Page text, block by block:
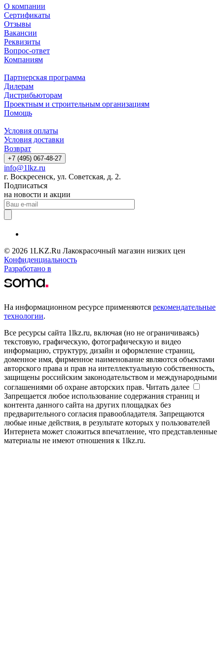
О компании
Сертификаты
Отзывы
Вакансии
Реквизиты
Вопрос-ответ
Компаниям
Партнерская программа
Дилерам
Дистрибьюторам
Проектным и строительным организациям
Помощь
Условия оплаты
Условия доставки
Возврат
+7 (495) 067-48-27
info@1lkz.ru
г. Воскресенск, ул. Советская, д. 2.
Подписаться
на новости и акции
© 2026 1LKZ.Ru Лакокрасочный магазин низких цен
Конфиденциальность
Разработано в
На информационном ресурсе применяются рекомендательные
технологии.
Все ресурсы сайта 1lkz.ru, включая (но не ограничиваясь)
текстовую, графическую, фотографическую и видео
информацию, структуру, дизайн и оформление страниц,
доменное имя, фирменное наименование являются объектами
авторского права и прав на интеллектуальную собственность,
защищены российским законодательством и международными
соглашениями об охране авторских прав. Читать далее
Запрещается любое использование содержания страниц и
контента данного сайта на других площадках без
предварительного согласия правообладателя. Запрещаются
любые иные действия, в результате которых у пользователей
Интернета может сложиться впечатление, что представленные
материалы не имеют отношения к 1lkz.ru.